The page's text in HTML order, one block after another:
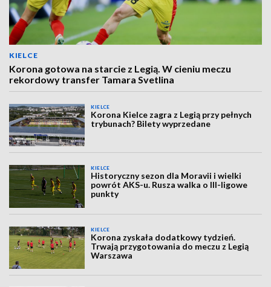
KIELCE
Korona gotowa na starcie z Legią. W cieniu meczu
rekordowy transfer Tamara Svetlina
KIELCE
Korona Kielce zagra z Legią przy pełnych
trybunach? Bilety wyprzedane
KIELCE
Historyczny sezon dla Moravii i wielki
powrót AKS-u. Rusza walka o III-ligowe
punkty
KIELCE
Korona zyskała dodatkowy tydzień.
Trwają przygotowania do meczu z Legią
Warszawa